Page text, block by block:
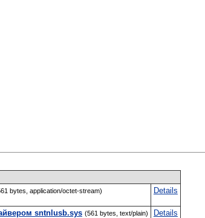
bytes, application/octet-stream)
Details
sntnlusb.sys (561 bytes, text/plain)
Details